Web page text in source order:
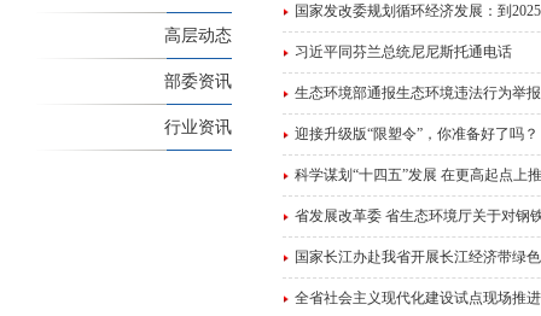
高层动态
部委资讯
行业资讯
国家发改委规划循环经济发展：到
习近平同芬兰总统尼尼斯托通电话
生态环境部通报生态环境违法行为举
迎接升级版“限塑令”，你准备好了吗？
科学谋划“十四五”发展 在更高起点上
省发展改革委 省生态环境厅关于对钢
国家长江办赴我省开展长江经济带绿
全省社会主义现代化建设试点现场推